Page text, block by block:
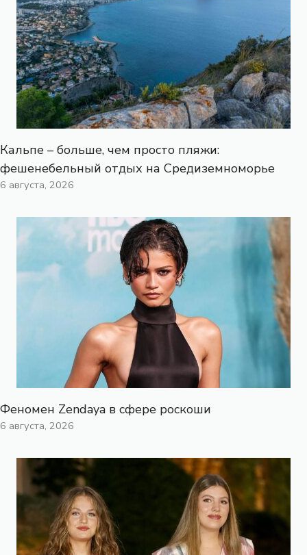
Кальпе – больше, чем просто пляжи:
фешенебельный отдых на Средиземноморье
6 августа, 2026
Феномен Zendaya в сфере роскоши
6 августа, 2026